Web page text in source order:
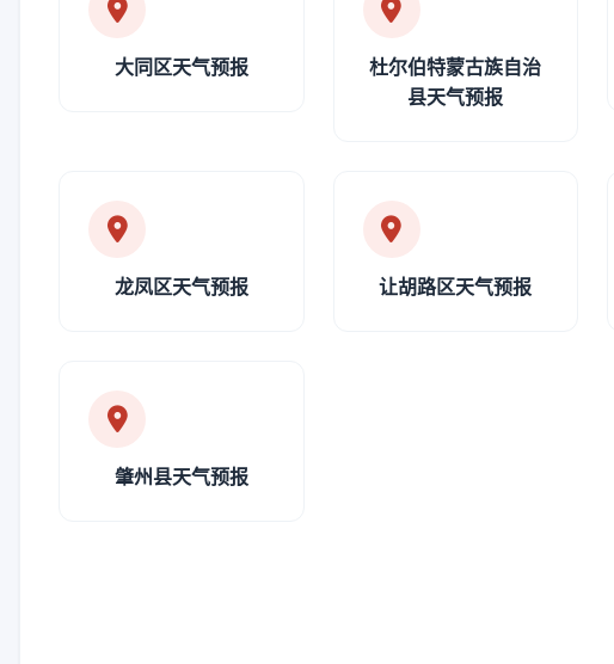
大同区天气预报
杜尔伯特蒙古族自治
县天气预报
龙凤区天气预报 让胡路区天气预报
肇州县天气预报